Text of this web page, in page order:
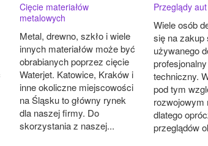
Cięcie materiałów
metalowych
Metal, drewno, szkło i wiele
innych materiałów może być
obrabianych poprzez cięcie
Waterjet. Katowice, Kraków i
inne okoliczne miejscowości
na Śląsku to główny rynek
dla naszej firmy. Do
skorzystania z naszej...
Przeglądy
Wiele osób
się na zakup
używanego
techniczny.
pod tym
rozwojowym
dlatego
przeglądów